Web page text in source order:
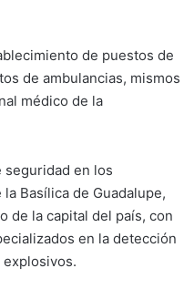
de puestos de
de ambulancias, mismos
médico de la
seguridad en los
Basílica de Guadalupe,
de la capital del país, con
en la detección